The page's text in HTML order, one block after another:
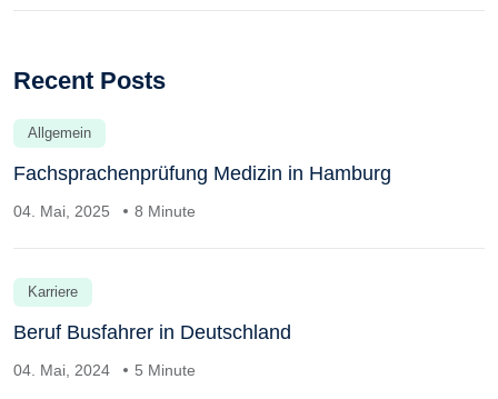
Recent Posts
Allgemein
Fachsprachenprüfung Medizin in Hamburg
04. Mai, 2025 8 Minute
Karriere
Beruf Busfahrer in Deutschland
04. Mai, 2024 5 Minute